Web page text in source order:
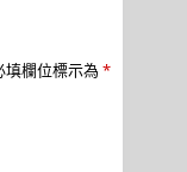
填欄位標示為 *